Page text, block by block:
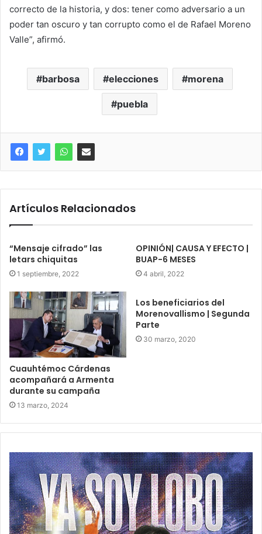
correcto de la historia, y dos: tener como adversario a un
poder tan oscuro y tan corrupto como el de Rafael Moreno
Valle”, afirmó.
barbosa elecciones morena
puebla
Artículos Relacionados
“Mensaje cifrado” las
letars chiquitas
1 septiembre, 2022
OPINIÓN| CAUSA Y EFECTO |
BUAP-6 MESES
4 abril, 2022
Cuauhtémoc Cárdenas
acompañará a Armenta
durante su campaña
13 marzo, 2024
Los beneficiarios del
Morenovallismo | Segunda
Parte
30 marzo, 2020